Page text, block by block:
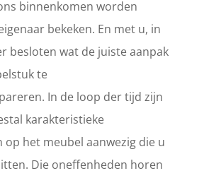
binnenkomen worden
bekeken. En met u, in
besloten wat de juiste aanpak
te
In de loop der tijd zijn
karakteristieke
op het meubel aanwezig die u
Die oneffenheden horen